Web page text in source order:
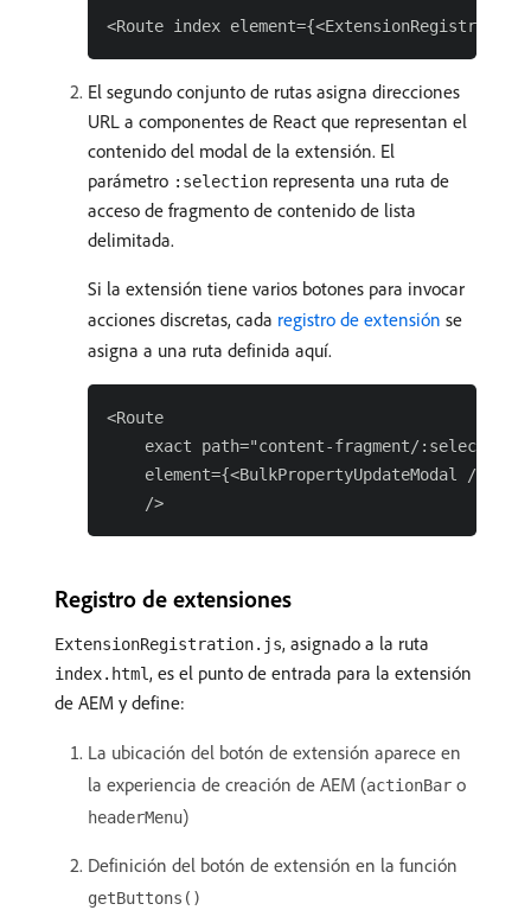
El segundo conjunto de rutas asigna direcciones
URL a componentes de React que representan el
contenido del modal de la extensión. El
parámetro :selection representa una ruta de
acceso de fragmento de contenido de lista
delimitada.
Si la extensión tiene varios botones para invocar
acciones discretas, cada registro de extensión se
asigna a una ruta definida aquí.
<Route
exact path="content-fragment/
    element={<BulkPropertyUpdateModal />}
Registro de extensiones
ExtensionRegistration.js, asignado a la ruta
index.html, es el punto de entrada para la extensión
de AEM y define:
La ubicación del botón de extensión aparece en
la experiencia de creación de AEM (actionBar o
headerMenu)
Definición del botón de extensión en la función
getButtons()